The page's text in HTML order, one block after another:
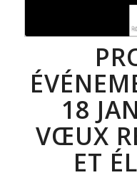
18
VŒUX
ET